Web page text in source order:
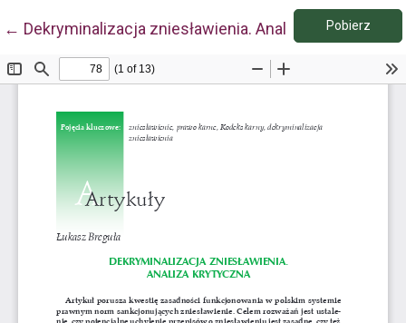
← Wróć do szczegółów artykułu
Dekryminalizacja zniesławienia. Analiza krytyczna
Pobierz